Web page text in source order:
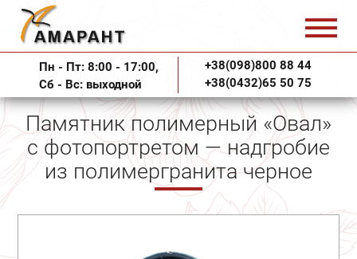
Пн - Пт: 8:00 - 17:00,
Сб - Вс: выходной
+38(098)800 88 44
+38(0432)65 50 75
Памятник полимерный «Овал»
с фотопортретом — надгробие
из полимергранита черное